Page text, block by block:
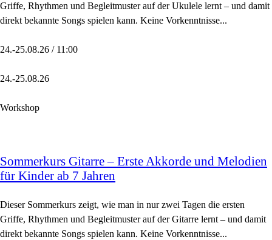
Griffe, Rhythmen und Begleitmuster auf der Ukulele lernt – und damit
direkt bekannte Songs spielen kann. Keine Vorkenntnisse...
24.-25.08.26 / 11:00
24.-25.08.26
Workshop
Sommerkurs Gitarre – Erste Akkorde und Melodien
für Kinder ab 7 Jahren
Dieser Sommerkurs zeigt, wie man in nur zwei Tagen die ersten
Griffe, Rhythmen und Begleitmuster auf der Gitarre lernt – und damit
direkt bekannte Songs spielen kann. Keine Vorkenntnisse...